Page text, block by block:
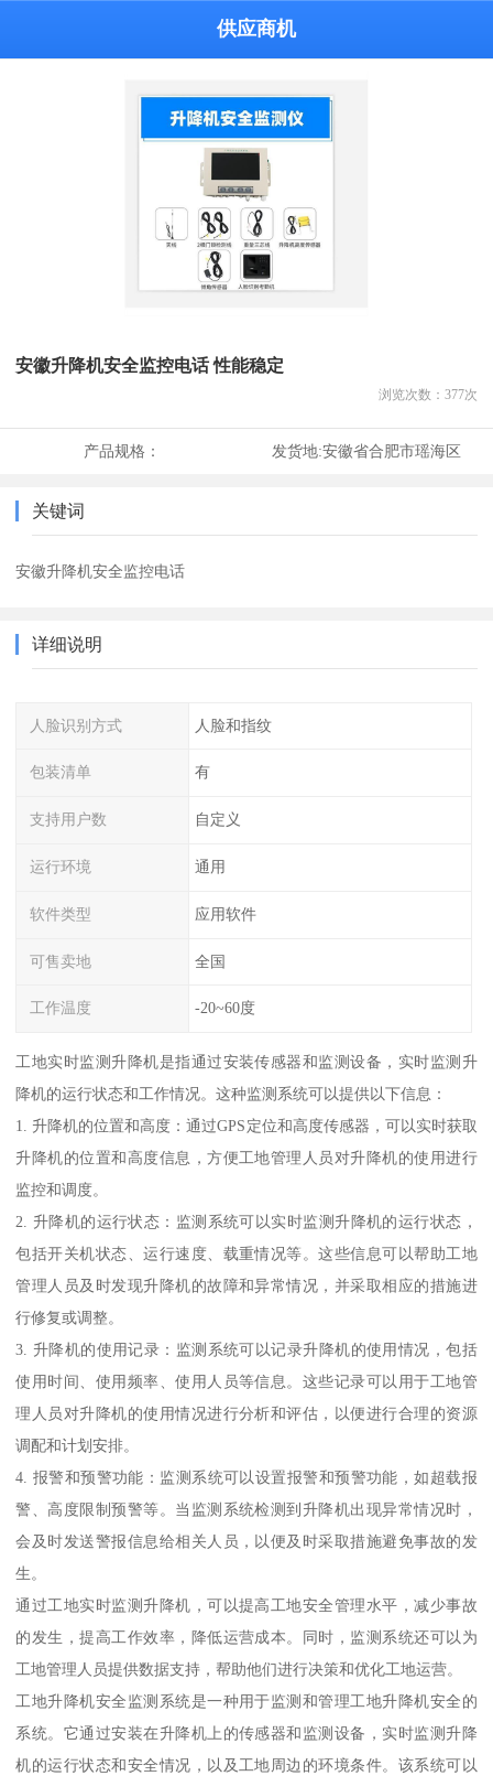
供应商机
安徽升降机安全监控电话 性能稳定
浏览次数： 377次
产品规格： 发货地:安徽省合肥市瑶海区
关键词
安徽升降机安全监控电话
详细说明
人脸识别方式 人脸和指纹
包装清单 有
支持用户数 自定义
运行环境 通用
软件类型 应用软件
可售卖地 全国
工作温度 -20~60度
工地实时监测升降机是指通过安装传感器和监测设备，实时监测升
降机的运行状态和工作情况。这种监测系统可以提供以下信息：
1. 升降机的位置和高度：通过GPS定位和高度传感器，可以实时获取
升降机的位置和高度信息，方便工地管理人员对升降机的使用进行
监控和调度。
2. 升降机的运行状态：监测系统可以实时监测升降机的运行状态，
包括开关机状态、运行速度、载重情况等。这些信息可以帮助工地
管理人员及时发现升降机的故障和异常情况，并采取相应的措施进
行修复或调整。
3. 升降机的使用记录：监测系统可以记录升降机的使用情况，包括
使用时间、使用频率、使用人员等信息。这些记录可以用于工地管
理人员对升降机的使用情况进行分析和评估，以便进行合理的资源
调配和计划安排。
4. 报警和预警功能：监测系统可以设置报警和预警功能，如超载报
警、高度限制预警等。当监测系统检测到升降机出现异常情况时，
会及时发送警报信息给相关人员，以便及时采取措施避免事故的发
生。
通过工地实时监测升降机，可以提高工地安全管理水平，减少事故
的发生，提高工作效率，降低运营成本。同时，监测系统还可以为
工地管理人员提供数据支持，帮助他们进行决策和优化工地运营。
工地升降机安全监测系统是一种用于监测和管理工地升降机安全的
系统。它通过安装在升降机上的传感器和监测设备，实时监测升降
机的运行状态和安全情况，以及工地周边的环境条件。该系统可以